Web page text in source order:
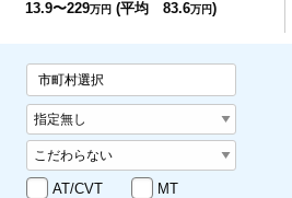
13.9〜229万円 (平均 83.6万円)
市町村選択
AT/CVT
MT